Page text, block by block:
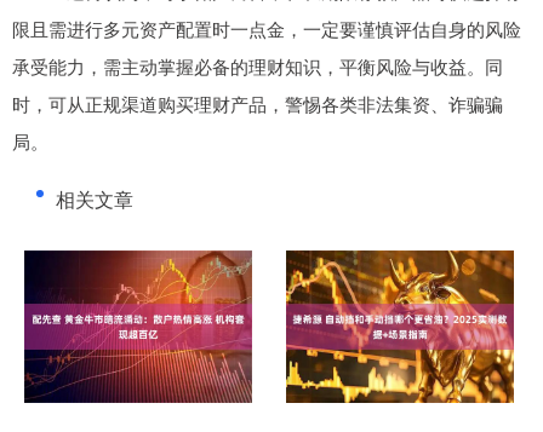
限且需进行多元资产配置时一点金，一定要谨慎评估自身的风险
承受能力，需主动掌握必备的理财知识，平衡风险与收益。同
时，可从正规渠道购买理财产品，警惕各类非法集资、诈骗骗
局。
相关文章